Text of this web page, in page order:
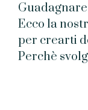
Ecco la
per crearti
Perchè